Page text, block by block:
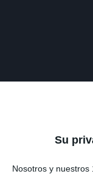
Su
Nosotros y nuestros